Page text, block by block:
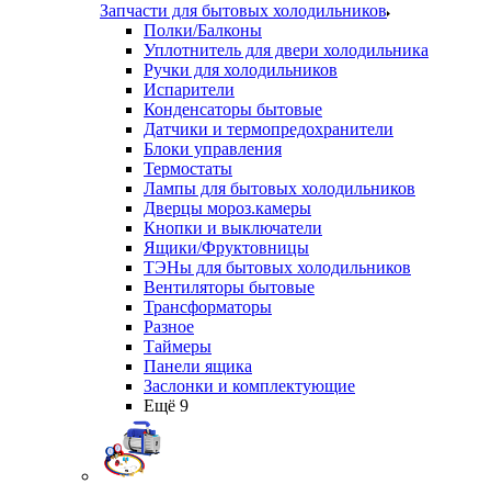
Запчасти для бытовых холодильников
Полки/Балконы
Уплотнитель для двери холодильника
Ручки для холодильников
Испарители
Конденсаторы бытовые
Датчики и термопредохранители
Блоки управления
Термостаты
Лампы для бытовых холодильников
Дверцы мороз.камеры
Кнопки и выключатели
Ящики/Фруктовницы
ТЭНы для бытовых холодильников
Вентиляторы бытовые
Трансформаторы
Разное
Таймеры
Панели ящика
Заслонки и комплектующие
Ещё 9